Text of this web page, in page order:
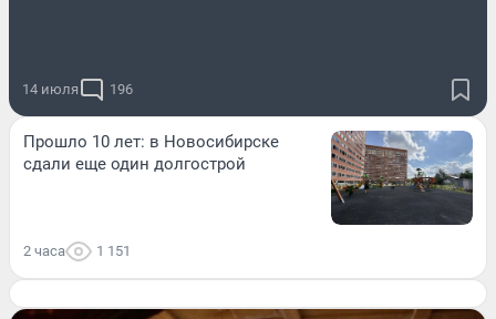
14 июля 196
Прошло 10 лет: в Новосибирске
сдали еще один долгострой
2 часа 1 151